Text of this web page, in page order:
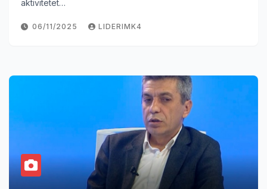
aktivitetet…
06/11/2025 LIDERIMK4